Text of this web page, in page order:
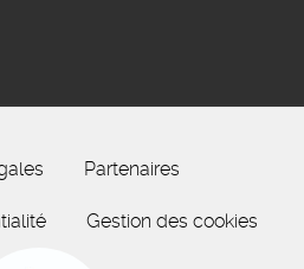
Partenaires
Gestion des cookies